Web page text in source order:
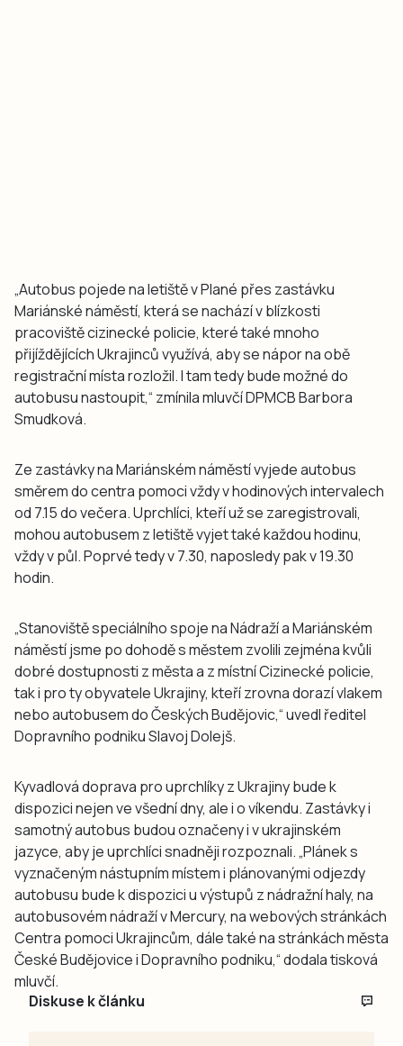
„Autobus pojede na letiště v Plané přes zastávku
Mariánské náměstí, která se nachází v blízkosti
pracoviště cizinecké policie, které také mnoho
přijíždějících Ukrajinců využívá, aby se nápor na obě
registrační místa rozložil. I tam tedy bude možné do
autobusu nastoupit,“ zmínila mluvčí DPMCB Barbora
Smudková.
Ze zastávky na Mariánském náměstí vyjede autobus
směrem do centra pomoci vždy v hodinových intervalech
od 7.15 do večera. Uprchlíci, kteří už se zaregistrovali,
mohou autobusem z letiště vyjet také každou hodinu,
vždy v půl. Poprvé tedy v 7.30, naposledy pak v 19.30
hodin.
„Stanoviště speciálního spoje na Nádraží a Mariánském
náměstí jsme po dohodě s městem zvolili zejména kvůli
dobré dostupnosti z města a z místní Cizinecké policie,
tak i pro ty obyvatele Ukrajiny, kteří zrovna dorazí vlakem
nebo autobusem do Českých Budějovic,“ uvedl ředitel
Dopravního podniku Slavoj Dolejš.
Kyvadlová doprava pro uprchlíky z Ukrajiny bude k
dispozici nejen ve všední dny, ale i o víkendu. Zastávky i
samotný autobus budou označeny i v ukrajinském
jazyce, aby je uprchlíci snadněji rozpoznali. „Plánek s
vyznačeným nástupním místem i plánovanými odjezdy
autobusu bude k dispozici u výstupů z nádražní haly, na
autobusovém nádraží v Mercury, na webových stránkách
Centra pomoci Ukrajincům, dále také na stránkách města
České Budějovice i Dopravního podniku,“ dodala tisková
mluvčí.
Diskuse k článku